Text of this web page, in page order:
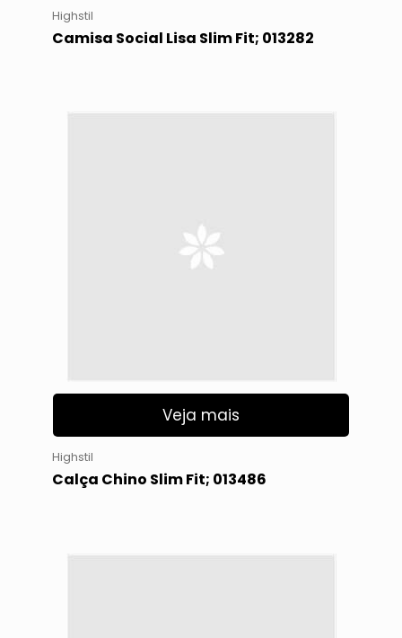
Highstil
Camisa Social Lisa Slim Fit; 013282
Veja mais
Highstil
Calça Chino Slim Fit; 013486